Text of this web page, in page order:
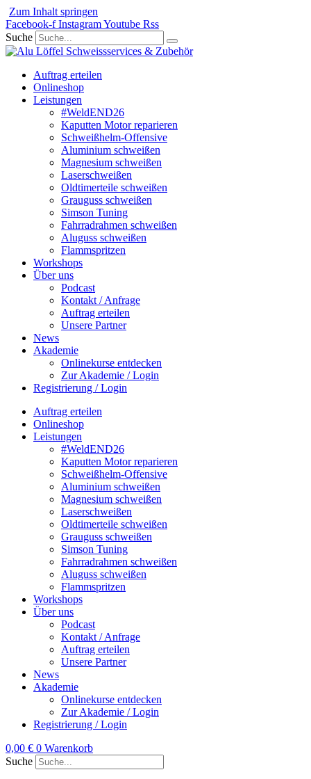
Zum Inhalt springen
Facebook-f InstagramYoutube Rss
Suche
Auftrag erteilen
Onlineshop
Leistungen
#WeldEND26
Kaputten Motor reparieren
Schweißhelm-Offensive
Aluminium schweißen
Magnesium schweißen
Laserschweißen
Oldtimerteile schweißen
Grauguss schweißen
Simson Tuning
Fahrradrahmen schweißen
Aluguss schweißen
Flammspritzen
Workshops
Über uns
Podcast
Kontakt / Anfrage
Auftrag erteilen
Unsere Partner
News
Akademie
Onlinekurse entdecken
Zur Akademie / Login
Registrierung / Login
Auftrag erteilen
Onlineshop
Leistungen
#WeldEND26
Kaputten Motor reparieren
Schweißhelm-Offensive
Aluminium schweißen
Magnesium schweißen
Laserschweißen
Oldtimerteile schweißen
Grauguss schweißen
Simson Tuning
Fahrradrahmen schweißen
Aluguss schweißen
Flammspritzen
Workshops
Über uns
Podcast
Kontakt / Anfrage
Auftrag erteilen
Unsere Partner
News
Akademie
Onlinekurse entdecken
Zur Akademie / Login
Registrierung / Login
0,00 € 0 Warenkorb
Suche